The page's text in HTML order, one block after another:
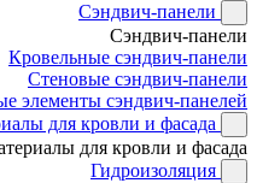
Сэндвич-панели
Сэндвич-панели
Кровельные сэндвич-панели
Стеновые сэндвич-панели
элементы сэндвич-панелей
для кровли и фасада
для кровли и фасада
Гидроизоляция